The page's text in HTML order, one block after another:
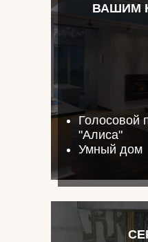
ВАШИМ
Голосовой
"Алиса"
Умный дом